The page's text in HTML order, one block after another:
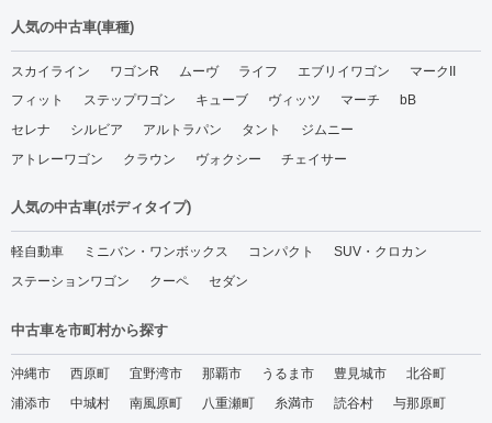
人気の中古車(車種)
スカイライン ワゴンR ムーヴ ライフ エブリイワゴン
マークII
フィット
ステップワゴン キューブ ヴィッツ マーチ
bB
セレナ
シルビア アルトラパン タント
ジムニー
アトレーワゴン
クラウン ヴォクシー チェイサー
人気の中古車(ボディタイプ)
軽自動車 ミニバン・ワンボックス コンパクト
SUV・クロカン
ステーションワゴン
クーペ セダン
中古車を市町村から探す
沖縄市 西原町 宜野湾市 那覇市 うるま市 豊見城市
北谷町
浦添市
中城村 南風原町 八重瀬町 糸満市 読谷村
与那原町